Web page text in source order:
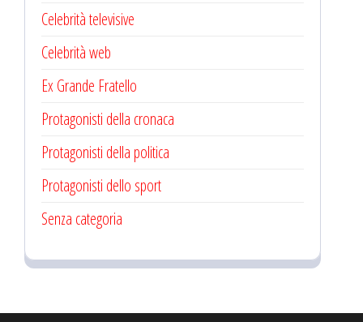
Celebrità televisive
Celebrità web
Ex Grande Fratello
Protagonisti della cronaca
Protagonisti della politica
Protagonisti dello sport
Senza categoria